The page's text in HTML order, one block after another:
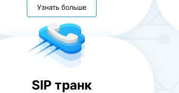
Узнать больше
SIP транк